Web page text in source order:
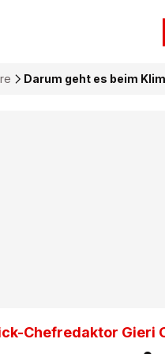
Darum geht es beim
Chefredaktor Gieri